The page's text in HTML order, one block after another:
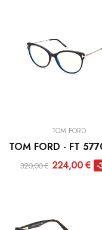
TOM FORD
320,00 € 224,00 € -